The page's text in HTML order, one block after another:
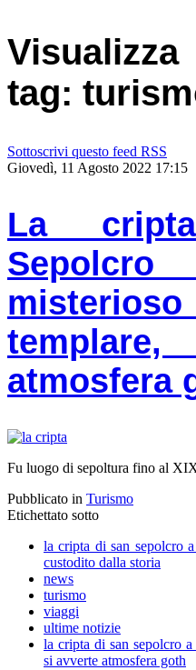
tag:
Sottoscrivi questo feed RSS
Giovedì, 11 Agosto 2022 17:15
La
Sepolcro
atmosfera
Fu luogo di sepoltura fino al
Pubblicato in Turismo
Etichettato sotto
la cripta di san sepolcro
custodito dalla storia
news
turismo
viaggi
ultime notizie
la cripta di san sepolcro
si avverte atmosfera goth